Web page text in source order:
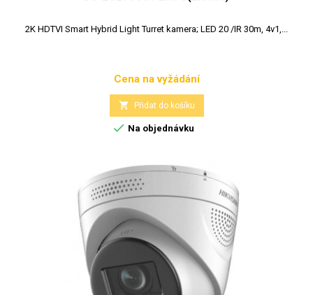
2K HDTVI Smart Hybrid Light Turret kamera; LED 20 /IR 30m, 4v1,...
Cena
Cena na vyžádání
 Přidat do košíku
 Na objednávku